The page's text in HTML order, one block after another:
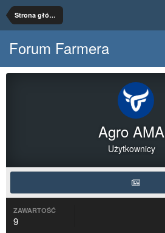
Strona główna
Forum Farmera
Agro AMA
Użytkownicy
ZAWARTOŚĆ
9